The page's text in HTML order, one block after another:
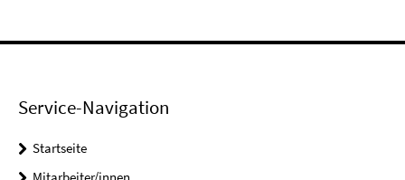
Service-Navigation
Startseite